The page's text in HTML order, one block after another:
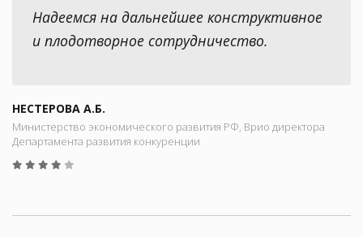
Надеемся на дальнейшее конструктивное
и плодотворное сотрудничество.
НЕСТЕРОВА А.Б.
Министерство экономического развития РФ, Врио директора
Департамента развития конкуренции